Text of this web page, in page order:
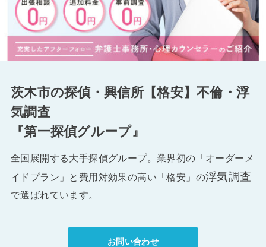
茨木市の探偵・興信所【格安】不倫・浮
気調査
『第一探偵グループ』
全国展開する大手探偵グループ。業界初の「オーダーメ
イドプラン」と費用対効果の高い「格安」の浮気調査
で選ばれています。
お問い合わせ